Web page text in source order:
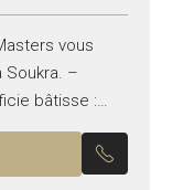
vous
Soukra. –
bâtisse :